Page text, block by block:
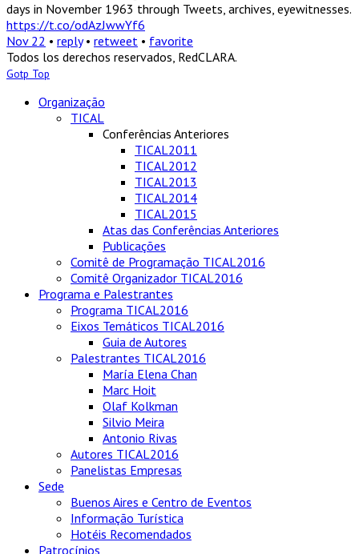
days in November 1963 through Tweets, archives, eyewitnesses.
https://t.co/odAzJwwYf6
Nov 22 • reply• retweet • favorite
Todos los derechos reservados, RedCLARA.
Gotp Top
Organização
TICAL
Conferências Anteriores
TICAL2011
TICAL2012
TICAL2013
TICAL2014
TICAL2015
Atas das Conferências Anteriores
Publicações
Comitê de Programação TICAL2016
Comitê Organizador TICAL2016
Programa e Palestrantes
Programa TICAL2016
Eixos Temáticos TICAL2016
Guia de Autores
Palestrantes TICAL2016
María Elena Chan
Marc Hoit
Olaf Kolkman
Silvio Meira
Antonio Rivas
Autores TICAL2016
Panelistas Empresas
Sede
Buenos Aires e Centro de Eventos
Informação Turística
Hotéis Recomendados
Patrocínios